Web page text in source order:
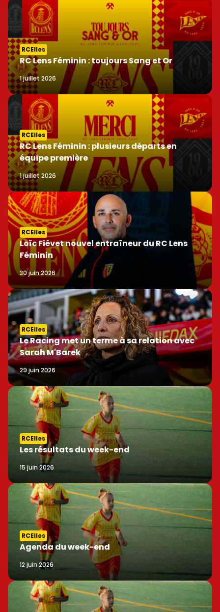
RCElles
RC Lens Féminin : toujours Sang et Or
1 juillet 2026
RCElles
RC Lens Féminin : plusieurs départs en
équipe première
1 juillet 2026
RCElles
Loïc Fiévet nouvel entraîneur du RC Lens
Féminin
30 juin 2026
RCElles
Le Racing met un terme à sa relation avec
Sarah M'Barek
29 juin 2026
RCElles
Les résultats du week-end
15 juin 2026
RCElles
Agenda du week-end
12 juin 2026